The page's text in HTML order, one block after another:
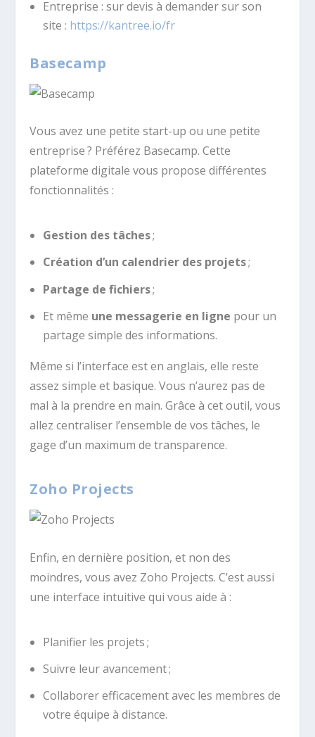
Entreprise : sur devis à demander sur son
site : https://kantree.io/fr
Basecamp
Vous avez une petite start-up ou une petite
entreprise ? Préférez Basecamp. Cette
plateforme digitale vous propose différentes
fonctionnalités :
Gestion des tâches;
Création d’un calendrier des projets;
Partage de fichiers;
Et même une messagerie en ligne pour un
partage simple des informations.
Même si l’interface est en anglais, elle reste
assez simple et basique. Vous n’aurez pas de
mal à la prendre en main. Grâce à cet outil, vous
allez centraliser l’ensemble de vos tâches, le
gage d’un maximum de transparence.
Zoho Projects
Enfin, en dernière position, et non des
moindres, vous avez Zoho Projects. C’est aussi
une interface intuitive qui vous aide à :
Planifier les projets ;
Suivre leur avancement ;
Collaborer efficacement avec les membres de
votre équipe à distance.